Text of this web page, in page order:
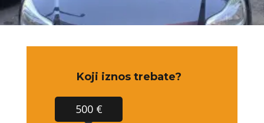
Koji iznos trebate?
500 €